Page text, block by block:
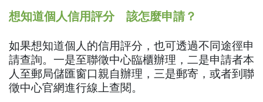
想知道個人信用評分 該怎麼申請？
如果想知道個人的信用評分，也可透過不同途徑申
請查詢。一是至聯徵中心臨櫃辦理，二是申請者本
人至郵局儲匯窗口親自辦理，三是郵寄，或者到聯
徵中心官網進行線上查閱。